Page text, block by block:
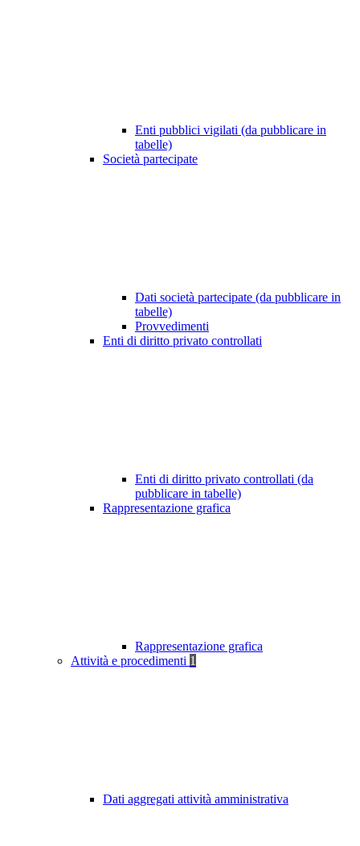
Enti pubblici vigilati (da pubblicare in
tabelle)
Società partecipate
Dati società partecipate (da pubblicare in
tabelle)
Provvedimenti
Enti di diritto privato controllati
Enti di diritto privato controllati (da
pubblicare in tabelle)
Rappresentazione grafica
Rappresentazione grafica
Attività e procedimenti 1
Dati aggregati attività amministrativa